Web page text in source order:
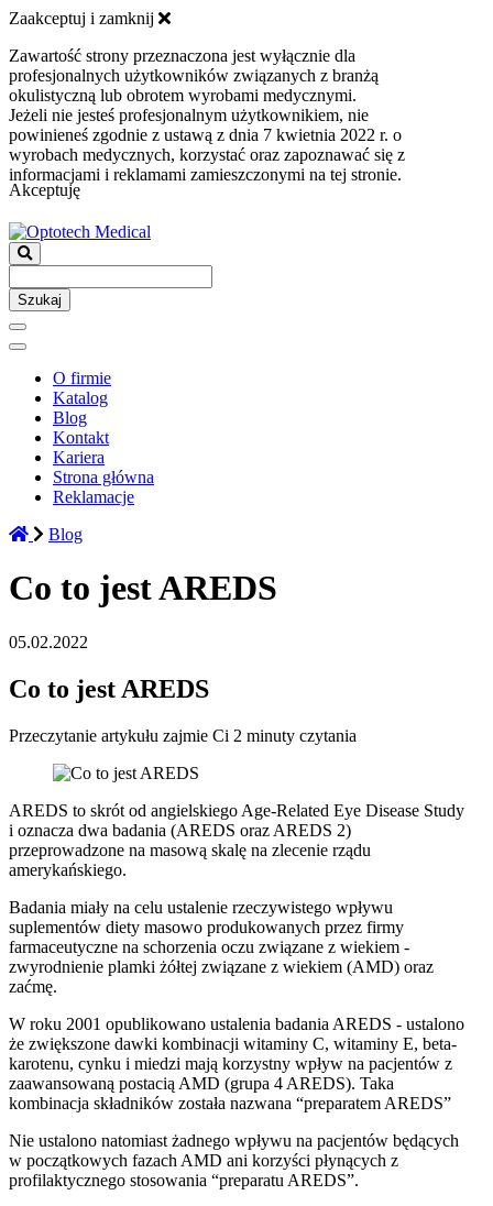
Zaakceptuj i zamknij
Zawartość strony przeznaczona jest wyłącznie dla
profesjonalnych użytkowników związanych z branżą
okulistyczną lub obrotem wyrobami medycznymi.
Jeżeli nie jesteś profesjonalnym użytkownikiem, nie
powinieneś zgodnie z ustawą z dnia 7 kwietnia 2022 r. o
wyrobach medycznych, korzystać oraz zapoznawać się z
informacjami i reklamami zamieszczonymi na tej stronie.
Akceptuję
Szukaj
O firmie
Katalog
Blog
Kontakt
Kariera
Strona główna
Reklamacje
Blog
Co to jest AREDS
05.02.2022
Co to jest AREDS
Przeczytanie artykułu zajmie Ci 2 minuty czytania
AREDS to skrót od angielskiego Age-Related Eye Disease Study
i oznacza dwa badania (AREDS oraz AREDS 2)
przeprowadzone na masową skalę na zlecenie rządu
amerykańskiego.
Badania miały na celu ustalenie rzeczywistego wpływu
suplementów diety masowo produkowanych przez firmy
farmaceutyczne na schorzenia oczu związane z wiekiem -
zwyrodnienie plamki żółtej związane z wiekiem (AMD) oraz
zaćmę.
W roku 2001 opublikowano ustalenia badania AREDS - ustalono
że zwiększone dawki kombinacji witaminy C, witaminy E, beta-
karotenu, cynku i miedzi mają korzystny wpływ na pacjentów z
zaawansowaną postacią AMD (grupa 4 AREDS). Taka
kombinacja składników została nazwana “preparatem AREDS”
Nie ustalono natomiast żadnego wpływu na pacjentów będących
w początkowych fazach AMD ani korzyści płynących z
profilaktycznego stosowania “preparatu AREDS”.